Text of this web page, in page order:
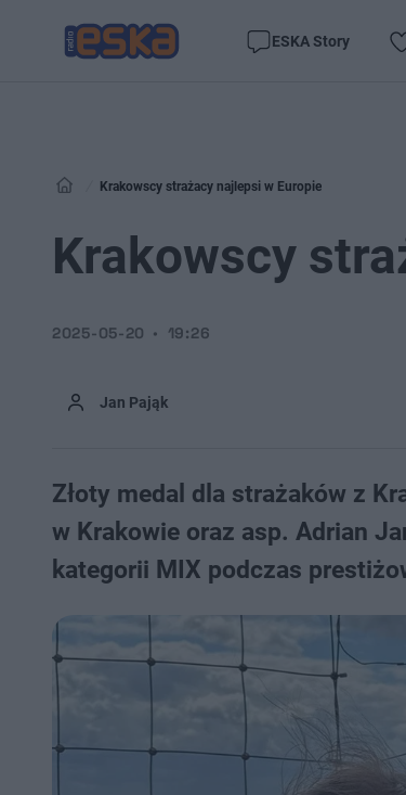
ESKA Story
Krakowscy strażacy najlepsi w Europie
Krakowscy
Jan Pająk
2025-05-20 19:26
Złoty medal dla strażaków z
w Krakowie oraz asp. Adrian
kategorii MIX podczas